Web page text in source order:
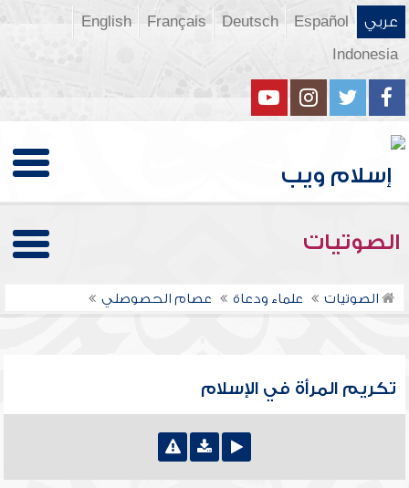
عربي Español
Deutsch
Français
English
Indonesia
الصوتيات
الصوتيات علماء ودعاة عصام الحصوصلي
تكريم المرأة في الإسلام